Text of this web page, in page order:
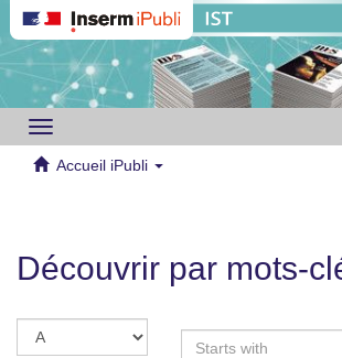
Toggle
navigation
Accueil iPubli
Découvrir par mots-